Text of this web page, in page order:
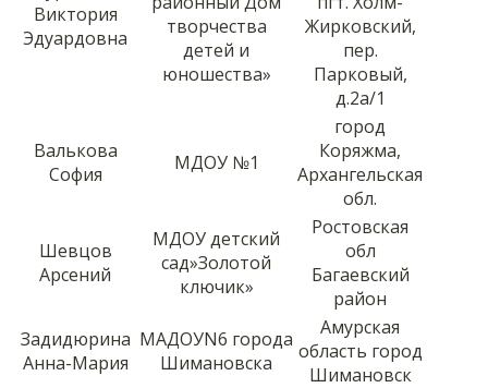
Виктория
Эдуардовна
творчества
детей и
юношества»
Жирковский,
пер.
Парковый,
д.2а/1
Валькова
София
МДОУ №1
город
Коряжма,
Архангельская
обл.
Шевцов
Арсений
МДОУ детский
сад»Золотой
ключик»
Ростовская
обл
Багаевский
район
Задидюрина
Анна-Мария
МАДОУN6 города
Шимановска
Амурская
область город
Шимановск